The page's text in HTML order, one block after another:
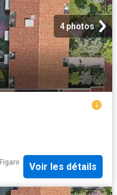
4 photos
Figaro
Voir les détails